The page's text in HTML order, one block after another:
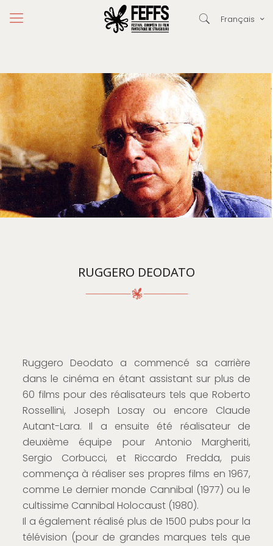
Français
RUGGERO DEODATO
Ruggero Deodato a commencé sa carrière
dans le cinéma en étant assistant sur plus de
60 films pour des réalisateurs tels que Roberto
Rossellini, Joseph Losay ou encore Claude
Autant-Lara. Il a ensuite été réalisateur de
deuxième équipe pour Antonio Margheriti,
Sergio Corbucci, et Riccardo Fredda, puis
commença à réaliser ses propres films en 1967,
comme Le dernier monde Cannibal (1977) ou le
cultissime Cannibal Holocaust (1980).
Il a également réalisé plus de 1500 pubs pour la
télévision (pour de grandes marques tels que